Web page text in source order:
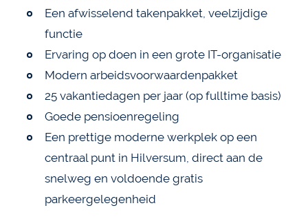
Een afwisselend takenpakket, veelzijdige
functie
Ervaring op doen in een grote IT-organisatie
Modern arbeidsvoorwaardenpakket
25 vakantiedagen per jaar (op fulltime basis)
Goede pensioenregeling
Een prettige moderne werkplek op een
centraal punt in Hilversum, direct aan de
snelweg en voldoende gratis
parkeergelegenheid